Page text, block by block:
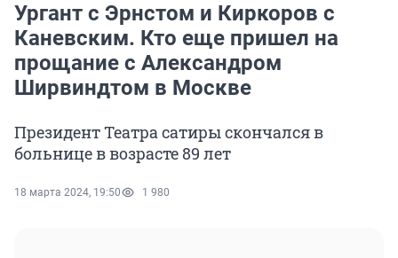
Ургант с Эрнстом и Киркоров с
Каневским. Кто еще пришел на
прощание с Александром
Ширвиндтом в Москве
Президент Театра сатиры скончался в
больнице в возрасте 89 лет
18 марта 2024, 19:50 1 980